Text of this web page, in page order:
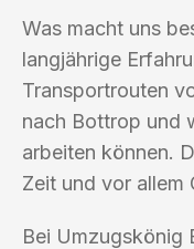
Was macht uns
langjährige
Transportrouten
nach Bottrop und
arbeiten können.
Zeit und vor allem
Bei Umzugskönig